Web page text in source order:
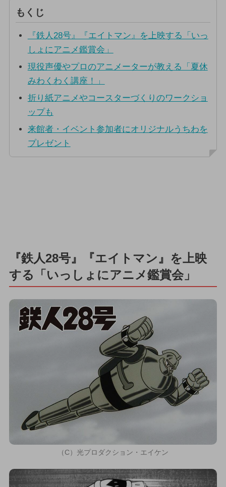
もくじ
『鉄人28号』『エイトマン』を上映する「いっ
しょにアニメ鑑賞会」
現役声優やプロのアニメーターが教える「夏休
みわくわく講座！」
折り紙アニメやコースターづくりのワークショ
ップも
来館者・イベント参加者にオリジナルうちわを
プレゼント
『鉄人28号』『エイトマン』を上映
する「いっしょにアニメ鑑賞会」
（C）光プロダクション・エイケン